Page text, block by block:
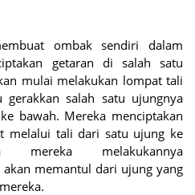
ombak sendiri dalam
getaran di salah satu
mulai melakukan lompat tali
salah satu ujungnya
bawah. Mereka menciptakan
melalui tali dari satu ujung ke
melakukannya
memantul dari ujung yang